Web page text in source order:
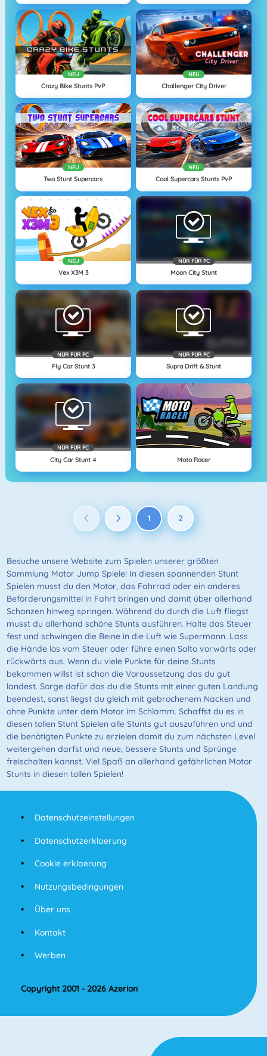
NEU
Crazy Bike Stunts PvP
NEU
Challenger City Driver
NEU
Two Stunt Supercars
NEU
Cool Supercars Stunts PvP
NEU
Vex X3M 3
NÜR FÜR PC
Moon City Stunt
NÜR FÜR PC
Fly Car Stunt 3
NÜR FÜR PC
Supra Drift & Stunt
NÜR FÜR PC
City Car Stunt 4 Moto Racer
1 2
Besuche unsere Website zum Spielen unserer größten
Sammlung Motor Jump Spiele! In diesen spannenden Stunt
Spielen musst du den Motor, das Fahrrad oder ein anderes
Beförderungsmittel in Fahrt bringen und damit über allerhand
Schanzen hinweg springen. Während du durch die Luft fliegst
musst du allerhand schöne Stunts ausführen. Halte das Steuer
fest und schwingen die Beine in die Luft wie Supermann. Lass
die Hände los vom Steuer oder führe einen Salto vorwärts oder
rückwärts aus. Wenn du viele Punkte für deine Stunts
bekommen willst ist schon die Voraussetzung das du gut
landest. Sorge dafür das du die Stunts mit einer guten Landung
beendest, sonst liegst du gleich mit gebrochenem Nacken und
ohne Punkte unter dem Motor im Schlamm. Schaffst du es in
diesen tollen Stunt Spielen alle Stunts gut auszuführen und und
die benötigten Punkte zu erzielen damit du zum nächsten Level
weitergehen darfst und neue, bessere Stunts und Sprünge
freischalten kannst. Viel Spaß an allerhand gefährlichen Motor
Stunts in diesen tollen Spielen!
Datenschutzeinstellungen
Datenschutzerklaerung
Cookie erklaerung
Nutzungsbedingungen
Über uns
Kontakt
Werben
Copyright 2001 - 2026 Azerion